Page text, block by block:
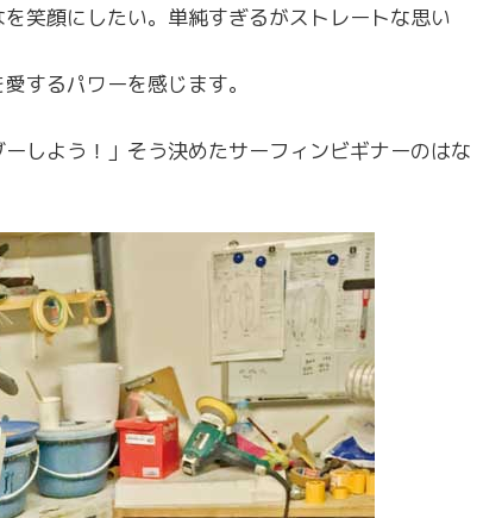
笑顔にしたい。単純すぎるがストレートな思い
するパワーを感じます。
しよう！」そう決めたサーフィンビギナーのはな